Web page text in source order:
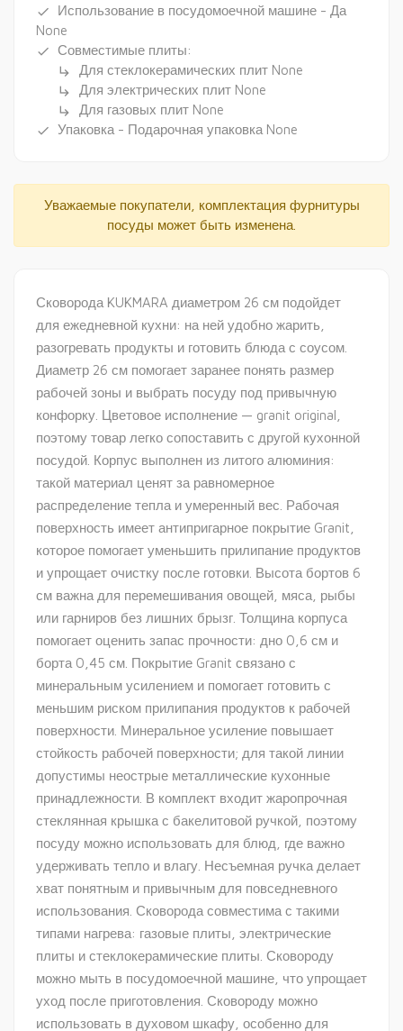
done
Использование в посудомоечной машине - Да
None
done Совместимые плиты:
subdirectory_arrow_right Для стеклокерамических плит None
subdirectory_arrow_right Для электрических плит None
subdirectory_arrow_right Для газовых плит None
done Упаковка - Подарочная упаковка None
Уважаемые покупатели, комплектация фурнитуры
посуды может быть изменена.
Сковорода KUKMARA диаметром 26 см подойдет
для ежедневной кухни: на ней удобно жарить,
разогревать продукты и готовить блюда с соусом.
Диаметр 26 см помогает заранее понять размер
рабочей зоны и выбрать посуду под привычную
конфорку. Цветовое исполнение — granit original,
поэтому товар легко сопоставить с другой кухонной
посудой. Корпус выполнен из литого алюминия:
такой материал ценят за равномерное
распределение тепла и умеренный вес. Рабочая
поверхность имеет антипригарное покрытие Granit,
которое помогает уменьшить прилипание продуктов
и упрощает очистку после готовки. Высота бортов 6
см важна для перемешивания овощей, мяса, рыбы
или гарниров без лишних брызг. Толщина корпуса
помогает оценить запас прочности: дно 0,6 см и
борта 0,45 см. Покрытие Granit связано с
минеральным усилением и помогает готовить с
меньшим риском прилипания продуктов к рабочей
поверхности. Минеральное усиление повышает
стойкость рабочей поверхности; для такой линии
допустимы неострые металлические кухонные
принадлежности. В комплект входит жаропрочная
стеклянная крышка с бакелитовой ручкой, поэтому
посуду можно использовать для блюд, где важно
удерживать тепло и влагу. Несъемная ручка делает
хват понятным и привычным для повседневного
использования. Сковорода совместима с такими
типами нагрева: газовые плиты, электрические
плиты и стеклокерамические плиты. Сковороду
можно мыть в посудомоечной машине, что упрощает
уход после приготовления. Сковороду можно
использовать в духовом шкафу, особенно для